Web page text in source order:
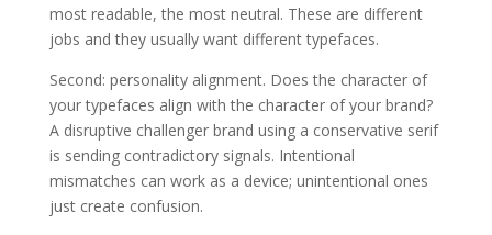
most readable, the most neutral. These are different
jobs and they usually want different typefaces.
Second: personality alignment. Does the character of
your typefaces align with the character of your brand?
A disruptive challenger brand using a conservative serif
is sending contradictory signals. Intentional
mismatches can work as a device; unintentional ones
just create confusion.